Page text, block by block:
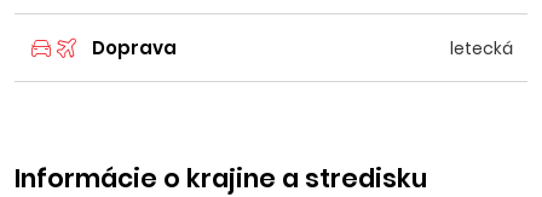
Doprava letecká
Informácie o krajine a stredisku